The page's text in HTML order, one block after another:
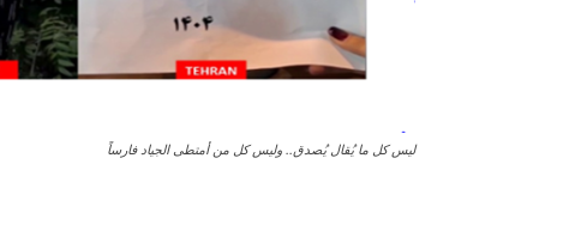
ليس كل ما يُقال يُصدق.. وليس كل من أمتطى الجياد فارساً